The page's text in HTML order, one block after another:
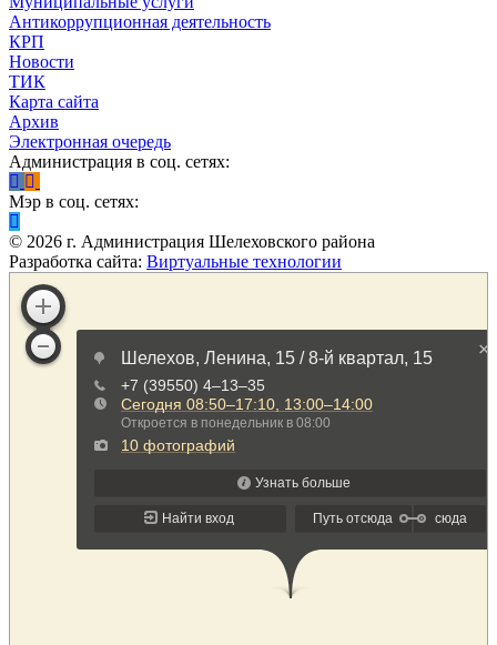
Антикоррупционная деятельность
КРП
Новости
ТИК
Карта сайта
Архив
Электронная очередь
Администрация в соц. сетях:
Мэр в соц. сетях:
© 2026 г. Администрация Шелеховского района
Разработка сайта: Виртуальные технологии